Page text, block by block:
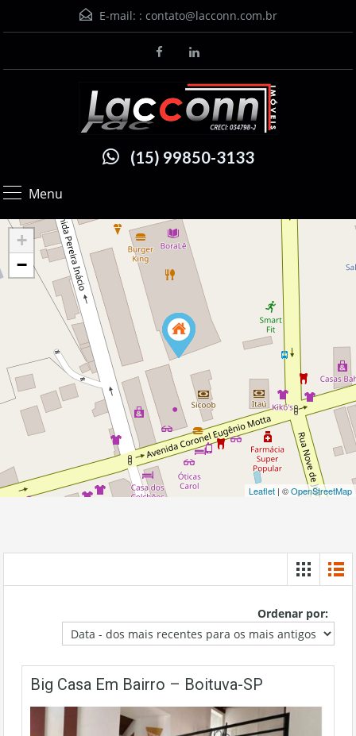
E-mail: : contato@lacconn.com.br
(15) 99850-3133
Menu
+
−
Leaflet | ©OpenStreetMap
Ordenar por:
Big Casa Em Bairro – Boituva-SP